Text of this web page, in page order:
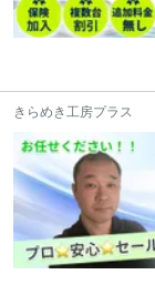
きらめき工房プラス